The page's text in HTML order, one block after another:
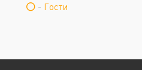
- Гости